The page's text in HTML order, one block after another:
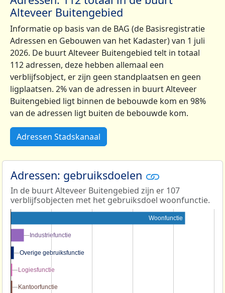
Alteveer Buitengebied
Informatie op basis van de BAG (de Basisregistratie
Adressen en Gebouwen van het Kadaster) van 1 juli
2026. De buurt Alteveer Buitengebied telt in totaal
112 adressen, deze hebben allemaal een
verblijfsobject, er zijn geen standplaatsen en geen
ligplaatsen. 2% van de adressen in buurt Alteveer
Buitengebied ligt binnen de bebouwde kom en 98%
van de adressen ligt buiten de bebouwde kom.
Adressen Stadskanaal
Adressen: gebruiksdoelen
In de buurt Alteveer Buitengebied zijn er 107
verblijfsobjecten met het gebruiksdoel woonfunctie.
Woonfunctie
Industriefunctie
Industriefunctie
Overige gebruiksfunctie
Overige gebruiksfunctie
Logiesfunctie
Logiesfunctie
Kantoorfunctie
Kantoorfunctie